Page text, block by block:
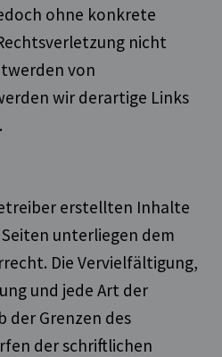
ohne konkrete
nicht
von
wir derartige Links
erstellten Inhalte
unterliegen dem
Die Vervielfältigung,
und jede Art der
der Grenzen des
der schriftlichen